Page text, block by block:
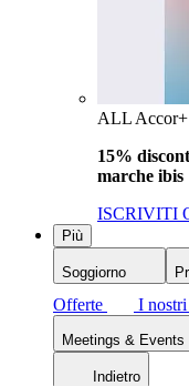
ALL
15%
marche ibis
ISCRIVITI
Più
Soggiorno
Offerte
I
Meetings & Events
Indietro